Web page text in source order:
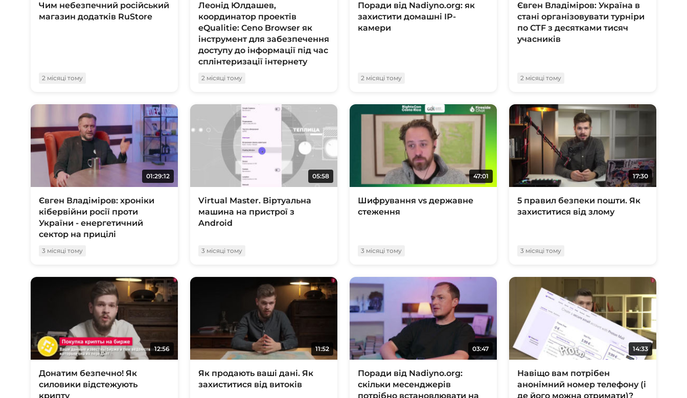
Чим небезпечний російський
магазин додатків RuStore
2 місяці тому
Леонід Юлдашев,
координатор проектів
eQualitie: Ceno Browser як
інструмент для забезпечення
доступу до інформації під час
сплінтеризації інтернету
2 місяці тому
Поради від Nadiyno.org: як
захистити домашні IP-
камери
2 місяці тому
Євген Владіміров: Україна в
стані організовувати турніри
по CTF з десятками тисяч
учасників
2 місяці тому
01:29:12
Євген Владіміров: хроніки
кібервійни росії проти
України - енергетичний
сектор на прицілі
3 місяці тому
05:58
Virtual Master. Віртуальна
машина на пристрої з
Android
3 місяці тому
47:01
Шифрування vs державне
стеження
3 місяці тому
17:30
5 правил безпеки пошти. Як
захиститися від злому
3 місяці тому
12:56
Донатим безпечно! Як
силовики відстежують
крипту
11:52
Як продають ваші дані. Як
захиститися від витоків
03:47
Поради від Nadiyno.org:
скільки месенджерів
потрібно встановлювати на
14:33
Навіщо вам потрібен
анонімний номер телефону (і
де його можна отримати)?